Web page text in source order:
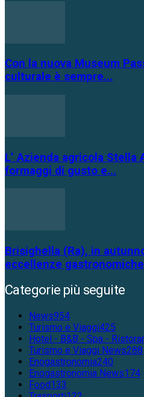
Con la nuova Museum
culturale è sempre...
L’ Azienda agricola Stella
formaggi di gusto e...
Brisighella (Ra), in
eccellenze
Categorie più seguite
News954
Turismo e Viaggi425
Hotel - B&B - Spa -
Turismo e Viaggi News288
Enogastronomia240
Enogastronomia News174
Food133